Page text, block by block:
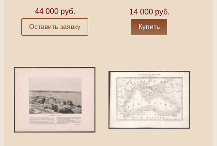
44 000 руб.
Оставить заявку
14 000 руб.
Купить